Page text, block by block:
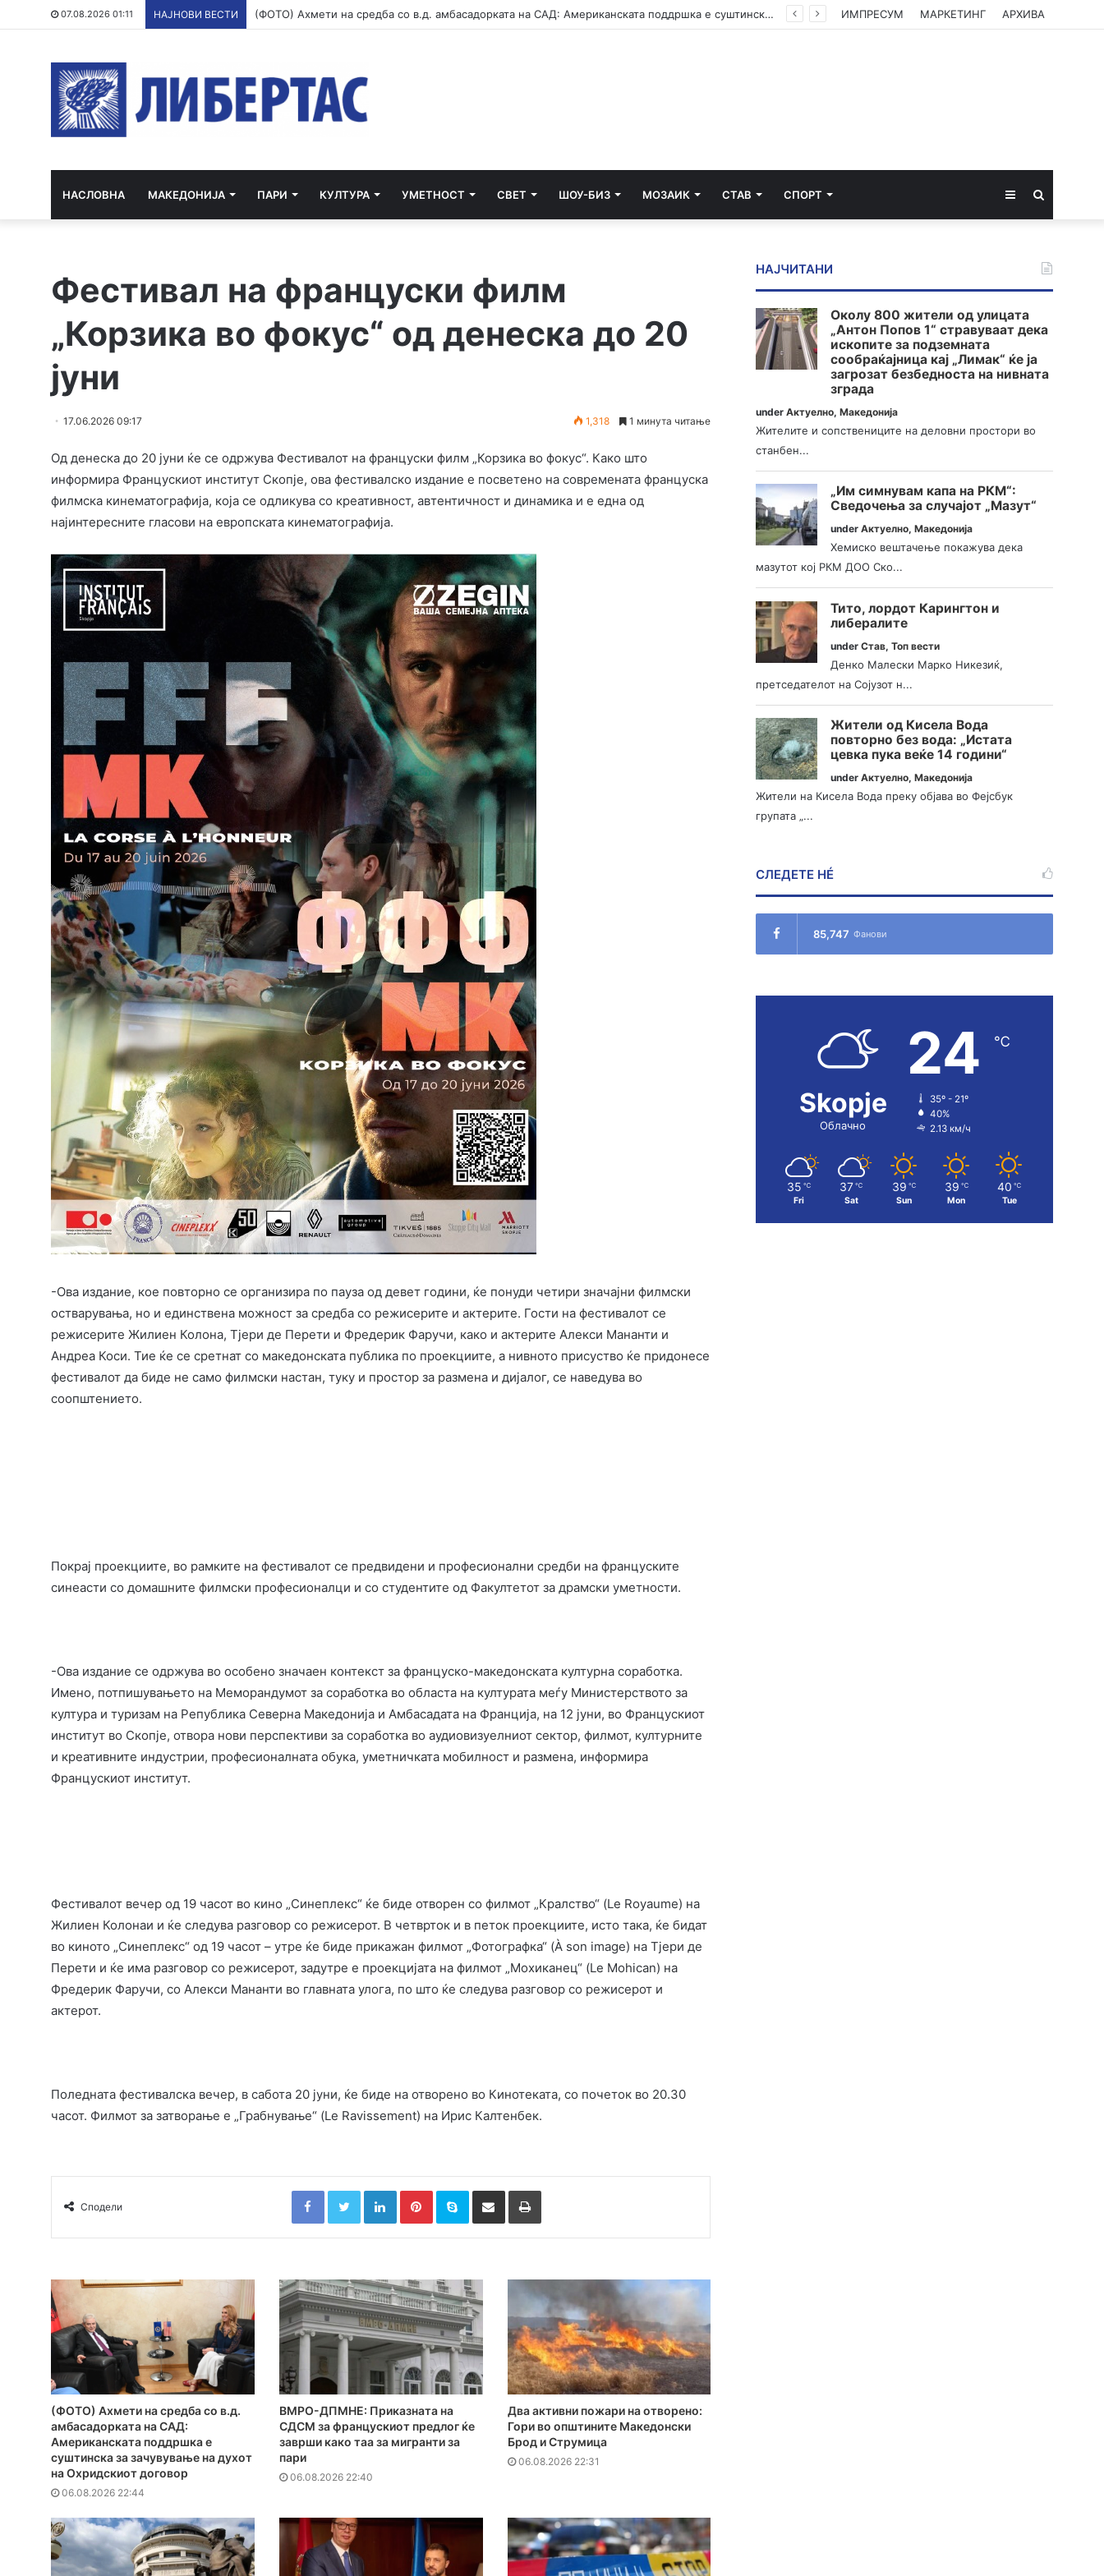
07.08.2026 01:11 НАЈНОВИ ВЕСТИ (ФОТО) Ахмети на средба со в.д. амбасадорката на САД: Американската поддршка е суштинска за зачувување на духот на Охридскиот договор ИМПРЕСУМ МАРКЕТИНГ АРХИВА
НАСЛОВНА МАКЕДОНИЈА ПАРИ КУЛТУРА УМЕТНОСТ СВЕТ ШОУ-БИЗ МОЗАИК СТАВ СПОРТ Sidebar
Фестивал на француски филм
„Корзика во фокус“ од денеска до 20
јуни
17.06.2026 09:17 1,318 1 минута читање
Од денеска до 20 јуни ќе се одржува Фестивалот на француски филм „Корзика во фокус“. Како што
информира Францускиот институт Скопје, ова фестивалско издание е посветено на современата француска
филмска кинематографија, која се одликува со креативност, автентичност и динамика и е една од
најинтересните гласови на европската кинематографија.
-Ова издание, кое повторно се организира по пауза од девет години, ќе понуди четири значајни филмски
остварувања, но и единствена можност за средба со режисерите и актерите. Гости на фестивалот се
режисерите Жилиен Колона, Тјери де Перети и Фредерик Фаручи, како и актерите Алекси Мананти и
Андреа Коси. Тие ќе се сретнат со македонската публика по проекциите, а нивното присуство ќе придонесе
фестивалот да биде не само филмски настан, туку и простор за размена и дијалог, се наведува во
соопштението.
Покрај проекциите, во рамките на фестивалот се предвидени и професионални средби на француските
синеасти со домашните филмски професионалци и со студентите од Факултетот за драмски уметности.
-Ова издание се одржува во особено значаен контекст за француско-македонската културна соработка.
Имено, потпишувањето на Меморандумот за соработка во областа на културата меѓу Министерството за
култура и туризам на Република Северна Македонија и Амбасадата на Франција, на 12 јуни, во Францускиот
институт во Скопје, отвора нови перспективи за соработка во аудиовизуелниот сектор, филмот, културните
и креативните индустрии, професионалната обука, уметничката мобилност и размена, информира
Францускиот институт.
Фестивалот вечер од 19 часот во кино „Синеплекс“ ќе биде отворен со филмот „Кралство“ (Le Royaume) на
Жилиен Колонаи и ќе следува разговор со режисерот. В четврток и в петок проекциите, исто така, ќе бидат
во киното „Синеплекс“ од 19 часот – утре ќе биде прикажан филмот „Фотографка“ (À son image) на Тјери де
Перети и ќе има разговор со режисерот, задутре е проекцијата на филмот „Мохиканец“ (Le Mohican) на
Фредерик Фаручи, со Алекси Мананти во главната улога, по што ќе следува разговор со режисерот и
актерот.
Поледната фестивалска вечер, в сабота 20 јуни, ќе биде на отворено во Кинотеката, со почеток во 20.30
часот. Филмот за затворање е „Грабнување“ (Le Ravissement) на Ирис Калтенбек.
Сподели
FacebookTwitterLinkedInPinterestSkype Сподели преку Е-маил Испринтај
(ФОТО) Ахмети на средба со в.д.
амбасадорката на САД:
Американската поддршка е
суштинска за зачувување на духот
на Охридскиот договор
06.08.2026 22:44
ВМРО-ДПМНЕ: Приказната на
СДСМ за францускиот предлог ќе
заврши како таа за мигранти за
пари
06.08.2026 22:40
Два активни пожари на отворено:
Гори во општините Македонски
Брод и Струмица
06.08.2026 22:31
НАЈЧИТАНИ
Околу 800 жители од улицата
„Антон Попов 1“ стравуваат дека
ископите за подземната
сообраќајница кај „Лимак“ ќе ја
загрозат безбедноста на нивната
зграда
underАктуелно,Македонија
Жителите и сопствениците на деловни простори во
станбен...
„Им симнувам капа на РКМ“:
Сведочења за случајот „Мазут“
underАктуелно,Македонија
Хемиско вештачење покажува дека
мазутот кој РКМ ДОО Ско...
Тито, лордот Карингтон и
либералите
underСтав,Топ вести
Денко Малески Марко Никезиќ,
претседателот на Сојузот н...
Жители од Кисела Вода
повторно без вода: „Истата
цевка пука веќе 14 години“
underАктуелно,Македонија
Жители на Кисела Вода преку објава во Фејсбук
групата „...
СЛЕДЕТЕ НÉ
85,747 Фанови
Skopje
Облачно
24 ℃
35º - 21º
40%
2.13 км/ч
35 ℃
Fri
37 ℃
Sat
39 ℃
Sun
39 ℃
Mon
40 ℃
Tue